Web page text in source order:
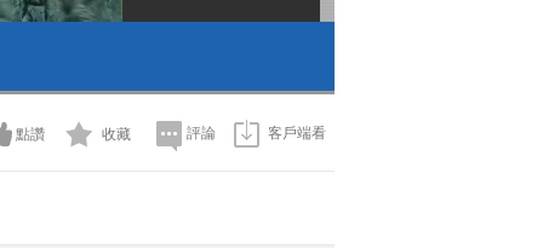
2016-10-10 12:36:13
點讚 收藏 評論 客戶端看